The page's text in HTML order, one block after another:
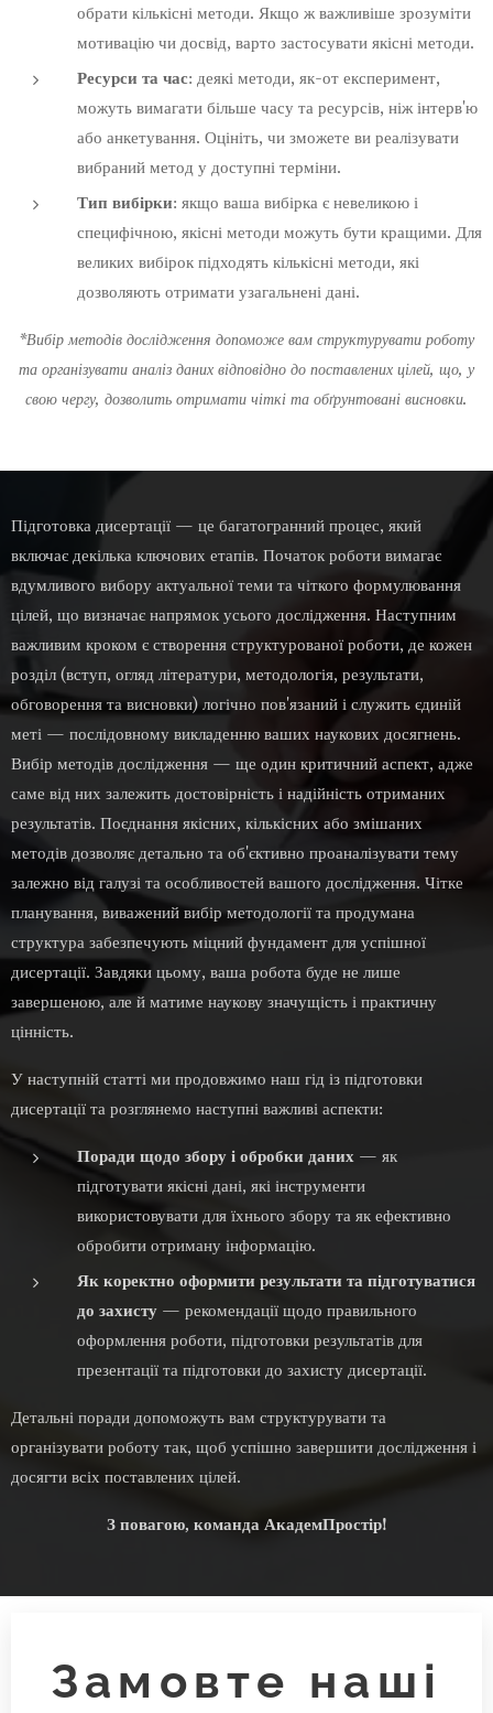
обрати кількісні методи. Якщо ж важливіше зрозуміти
мотивацію чи досвід, варто застосувати якісні методи.
Ресурси та час: деякі методи, як-от експеримент,
можуть вимагати більше часу та ресурсів, ніж інтерв'ю
або анкетування. Оцініть, чи зможете ви реалізувати
вибраний метод у доступні терміни.
Тип вибірки: якщо ваша вибірка є невеликою і
специфічною, якісні методи можуть бути кращими. Для
великих вибірок підходять кількісні методи, які
дозволяють отримати узагальнені дані.
*Вибір методів дослідження допоможе вам структурувати роботу
та організувати аналіз даних відповідно до поставлених цілей, що, у
свою чергу, дозволить отримати чіткі та обґрунтовані висновки.
Підготовка дисертації — це багатогранний процес, який
включає декілька ключових етапів. Початок роботи вимагає
вдумливого вибору актуальної теми та чіткого формулювання
цілей, що визначає напрямок усього дослідження. Наступним
важливим кроком є створення структурованої роботи, де кожен
розділ (вступ, огляд літератури, методологія, результати,
обговорення та висновки) логічно пов'язаний і служить єдиній
меті — послідовному викладенню ваших наукових досягнень.
Вибір методів дослідження — ще один критичний аспект, адже
саме від них залежить достовірність і надійність отриманих
результатів. Поєднання якісних, кількісних або змішаних
методів дозволяє детально та об'єктивно проаналізувати тему
залежно від галузі та особливостей вашого дослідження. Чітке
планування, виважений вибір методології та продумана
структура забезпечують міцний фундамент для успішної
дисертації. Завдяки цьому, ваша робота буде не лише
завершеною, але й матиме наукову значущість і практичну
цінність.
У наступній статті ми продовжимо наш гід із підготовки
дисертації та розглянемо наступні важливі аспекти:
Поради щодо збору і обробки даних — як
підготувати якісні дані, які інструменти
використовувати для їхнього збору та як ефективно
обробити отриману інформацію.
Як коректно оформити результати та підготуватися
до захисту — рекомендації щодо правильного
оформлення роботи, підготовки результатів для
презентації та підготовки до захисту дисертації.
Детальні поради допоможуть вам структурувати та
організувати роботу так, щоб успішно завершити дослідження і
досягти всіх поставлених цілей.
З повагою, команда АкадемПростір!
Замовте наші